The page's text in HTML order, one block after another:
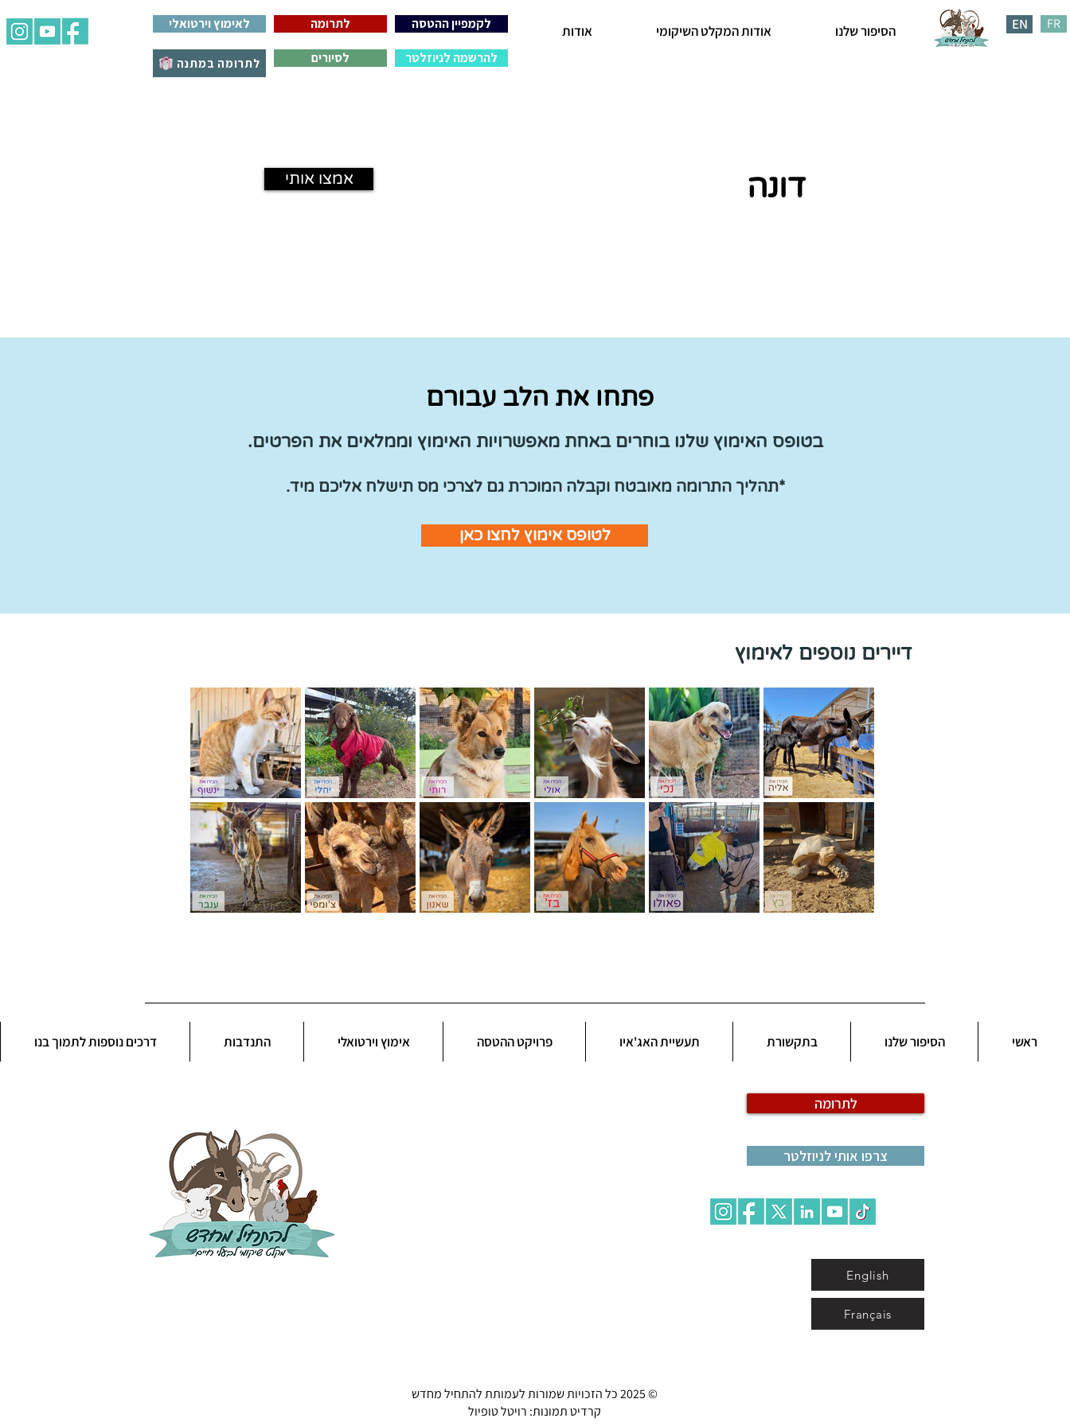
לאימוץ וירטואלי לתרומה לקמפיין ההטסה
לתרומה במתנה לסיורים להרשמה לניוזלטר
הסיפור שלנו אודות המקלט השיקומי אודות EN FR
אמצו אותי דונה
פתחו את הלב עבורם
בטופס האימוץ שלנו בוחרים באחת מאפשרויות האימוץ וממלאים את הפרטים.
*תהליך התרומה מאובטח וקבלה המוכרת גם לצרכי מס תישלח אליכם מיד.
לטופס אימוץ לחצו כאן
דיירים נוספים לאימוץ
ראשי הסיפור שלנו בתקשורת תעשיית האג'איו פרויקט ההטסה אימוץ וירטואלי התנדבות דרכים נוספות לתמוך בנו
לתרומה
צרפו אותי לניוזלטר
English
Français
© 2025 כל הזכויות שמורות לעמותת להתחיל מחדש
קרדיט תמונות: רויטל טופיול